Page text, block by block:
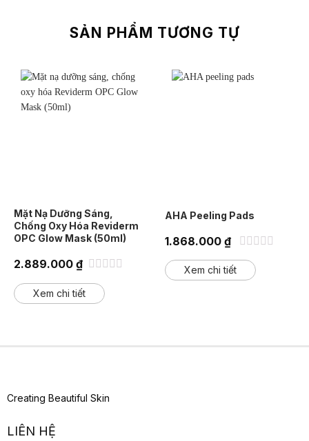
SẢN PHẨM TƯƠNG TỰ
Mặt Nạ Dưỡng Sáng,
Chống Oxy Hóa Reviderm
OPC Glow Mask (50ml)
xếp
hạng
2.889.000 ₫
Xem chi tiết
AHA Peeling Pads
Được
xếp
hạng
1.868.000 ₫
Xem chi tiết
Creating Beautiful Skin
LIÊN HỆ